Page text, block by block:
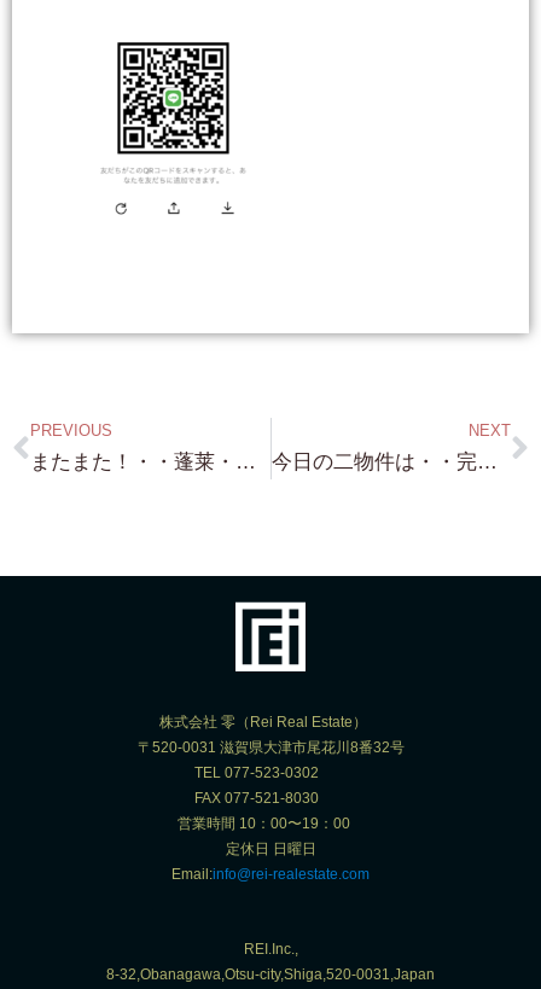
PREVIOUS
またまた！・・蓬莱・琵琶湖一望 蓬莱駅から徒歩５分と３分！二物件！ 約93.58坪 980万円と約116.40坪 930万円！！小ぶりのお手頃更地です。！
NEXT
今日の二物件は・・完璧でしたね！ 蓬莱・琵琶湖浜付き物件 実査 T 社長 ご多忙の中 ありがとうございました！ 早速 11日案内させて頂きます！
株式会社 零（Rei Real Estate）
〒520-0031 滋賀県大津市尾花川8番32号
TEL 077-523-0302
FAX 077-521-8030
営業時間 10：00〜19：00
定休日 日曜日
Email:info@rei-realestate.com
REI.Inc.,
8-32,Obanagawa,Otsu-city,Shiga,520-0031,Japan